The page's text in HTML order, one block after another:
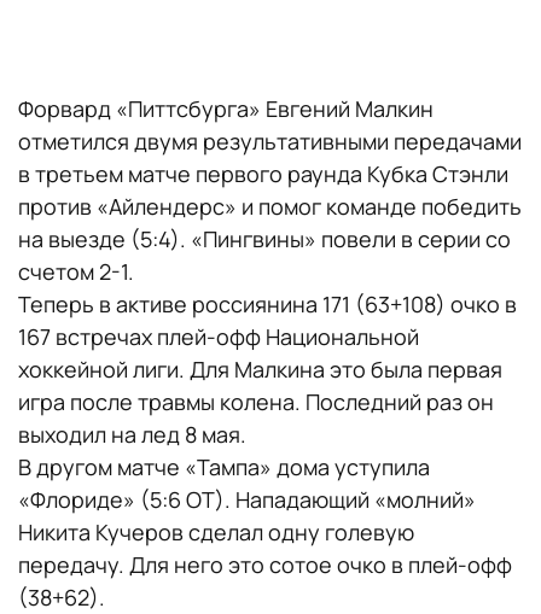
Форвард «Питтсбурга» Евгений Малкин
отметился двумя результативными передачами
в третьем матче первого раунда Кубка Стэнли
против «Айлендерс» и помог команде победить
на выезде (5:4). «Пингвины» повели в серии со
счетом 2-1.
Теперь в активе россиянина 171 (63+108) очко в
167 встречах плей-офф Национальной
хоккейной лиги. Для Малкина это была первая
игра после травмы колена. Последний раз он
выходил на лед 8 мая.
В другом матче «Тампа» дома уступила
«Флориде» (5:6 ОТ). Нападающий «молний»
Никита Кучеров сделал одну голевую
передачу. Для него это сотое очко в плей-офф
(38+62).